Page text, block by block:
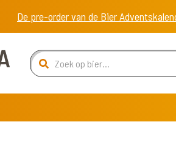
De pre-order van de Bier